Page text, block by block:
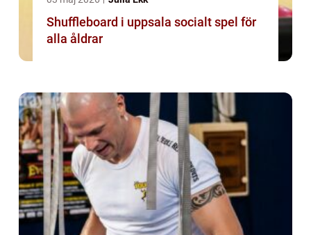
Shuffleboard i uppsala socialt spel för
alla åldrar